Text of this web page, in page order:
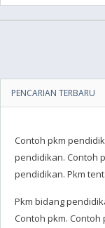
PENCARIAN TERBARU
Contoh pkm
pendidikan. Contoh
pendidikan. Pkm
Pkm bidang
Contoh pkm.